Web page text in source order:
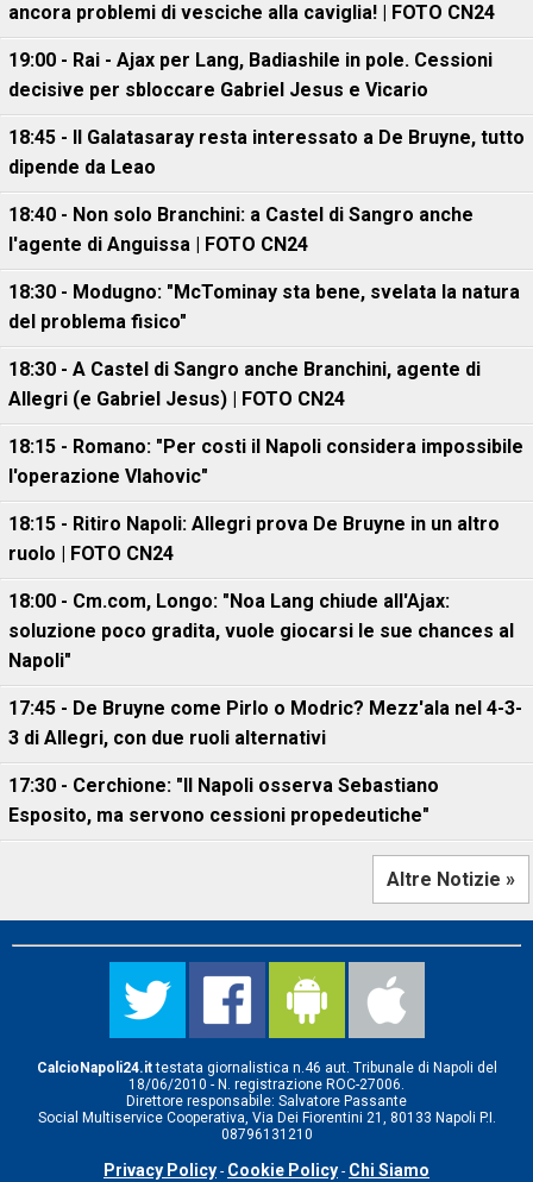
ancora problemi di vesciche alla caviglia! | FOTO CN24
19:00 - Rai - Ajax per Lang, Badiashile in pole. Cessioni
decisive per sbloccare Gabriel Jesus e Vicario
18:45 - Il Galatasaray resta interessato a De Bruyne, tutto
dipende da Leao
18:40 - Non solo Branchini: a Castel di Sangro anche
l'agente di Anguissa | FOTO CN24
18:30 - Modugno: "McTominay sta bene, svelata la natura
del problema fisico"
18:30 - A Castel di Sangro anche Branchini, agente di
Allegri (e Gabriel Jesus) | FOTO CN24
18:15 - Romano: "Per costi il Napoli considera impossibile
l'operazione Vlahovic"
18:15 - Ritiro Napoli: Allegri prova De Bruyne in un altro
ruolo | FOTO CN24
18:00 - Cm.com, Longo: "Noa Lang chiude all'Ajax:
soluzione poco gradita, vuole giocarsi le sue chances al
Napoli"
17:45 - De Bruyne come Pirlo o Modric? Mezz'ala nel 4-3-
3 di Allegri, con due ruoli alternativi
17:30 - Cerchione: "Il Napoli osserva Sebastiano
Esposito, ma servono cessioni propedeutiche"
Altre Notizie »
CalcioNapoli24.ittestata giornalistica n.46 aut. Tribunale di Napoli del
18/06/2010 - N. registrazione ROC-27006.
Direttore responsabile: Salvatore Passante
Social Multiservice Cooperativa, Via Dei Fiorentini 21, 80133 Napoli P.I.
08796131210
Privacy Policy - Cookie Policy - Chi Siamo